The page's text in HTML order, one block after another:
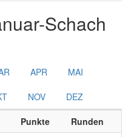
Schach
APR MAI
NOV DEZ
Punkte
Runden